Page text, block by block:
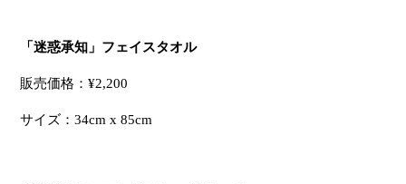
「迷惑承知」フェイスタオル
販売価格：¥2,200
サイズ：34cm x 85cm